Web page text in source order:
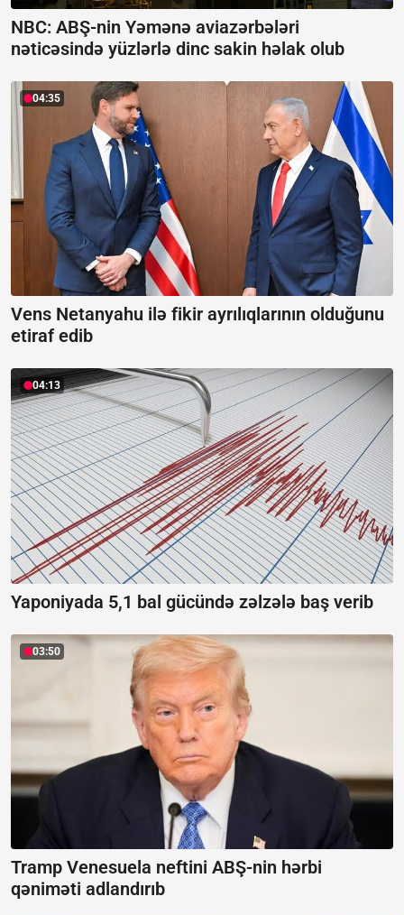
NBC: ABŞ-nin Yəmənə aviazərbələri
nəticəsində yüzlərlə dinc sakin həlak olub
04:35
Vens Netanyahu ilə fikir ayrılıqlarının olduğunu
etiraf edib
04:13
Yaponiyada 5,1 bal gücündə zəlzələ baş verib
03:50
Tramp Venesuela neftini ABŞ-nin hərbi
qəniməti adlandırıb